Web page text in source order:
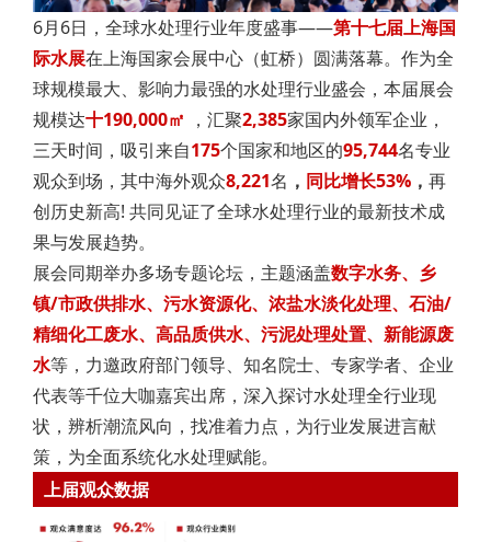
6月6日，全球水处理行业年度盛事——第十七届上海国
际水展在上海国家会展中心（虹桥）圆满落幕。作为全
球规模最大、影响力最强的水处理行业盛会，本届展会
规模达十190,000㎡ ，汇聚2,385家国内外领军企业，
三天时间，吸引来自175个国家和地区的95,744名专业
观众到场，其中海外观众8,221名 ， 同比增长53% ， 再
创历史新高! 共同见证了全球水处理行业的最新技术成
果与发展趋势。
展会同期举办多场专题论坛，主题涵盖数字水务、 乡
镇/市政供排水、污水资源化、浓盐水淡化处理、石油/
精细化工废水、高品质供水、污泥处理处置、新能源废
水等，力邀政府部门领导、知名院士、专家学者、企业
代表等千位大咖嘉宾出席，深入探讨水处理全行业现
状，辨析潮流风向，找准着力点，为行业发展进言献
策，为全面系统化水处理赋能。
上届观众数据